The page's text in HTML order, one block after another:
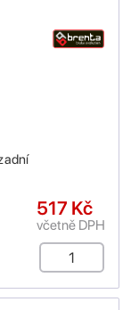
517 Kč
včetně DPH